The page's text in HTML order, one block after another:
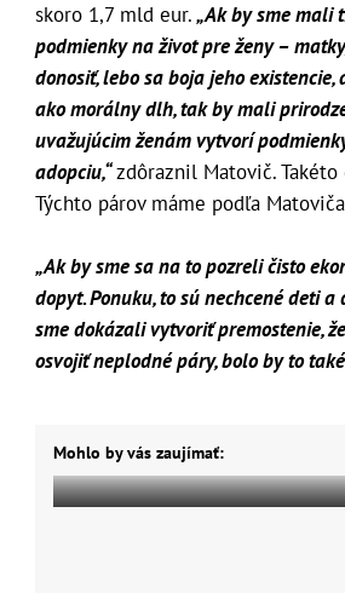
skoro 1,7 mld eur.„Ak by sme mali
podmienky na život pre ženy –
donosiť, lebo sa boja jeho
ako morálny dlh, tak by mali
uvažujúcim ženám vytvorí
adopciu,“zdôraznil Matovič.
Týchto párov máme podľa
„Ak by sme sa na to pozreli čisto
dopyt. Ponuku, to sú nechcené deti
sme dokázali vytvoriť premostenie,
osvojiť neplodné páry, bolo by to
Mohlo by vás zaujímať: